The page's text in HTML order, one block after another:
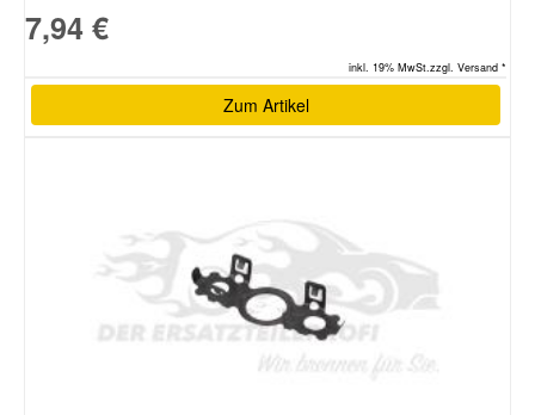
7,94 €
inkl. 19% MwSt.zzgl. Versand *
Zum Artikel